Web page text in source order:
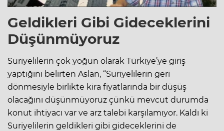
Geldikleri Gibi Gideceklerini
Düşünmüyoruz
Suriyelilerin çok yoğun olarak Türkiye’ye giriş
yaptığını belirten Aslan, “Suriyelilerin geri
dönmesiyle birlikte kira fiyatlarında bir düşüş
olacağını düşünmüyoruz çünkü mevcut durumda
konut ihtiyacı var ve arz talebi karşılamıyor. Kaldı ki
Suriyelilerin geldikleri gibi gideceklerini de